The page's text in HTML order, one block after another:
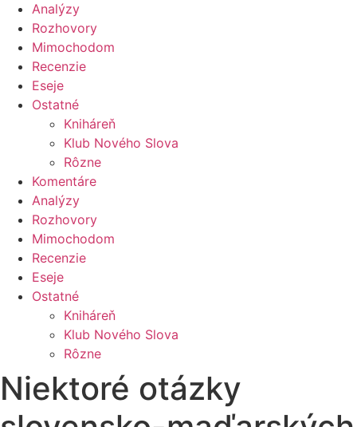
Analýzy
Rozhovory
Mimochodom
Recenzie
Eseje
Ostatné
Kniháreň
Klub Nového Slova
Rôzne
Komentáre
Analýzy
Rozhovory
Mimochodom
Recenzie
Eseje
Ostatné
Kniháreň
Klub Nového Slova
Rôzne
Niektoré otázky